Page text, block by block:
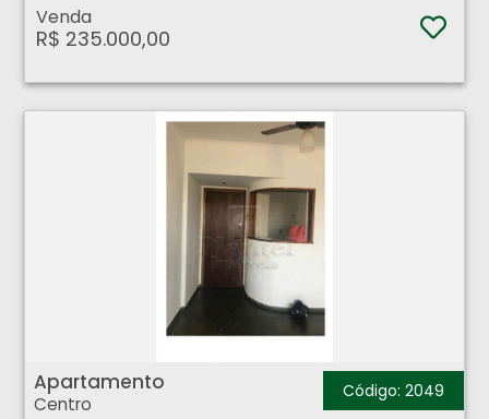
Venda
R$ 235.000,00
Apartamento
Centro
Código: 2049